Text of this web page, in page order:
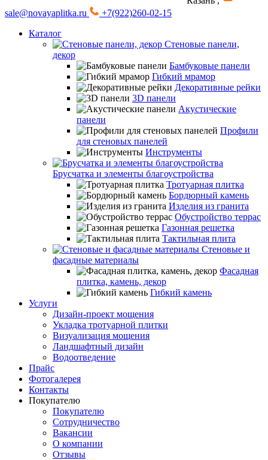
sale@novayaplitka.ru
+7(922)260-02-15
Каталог
Стеновые панели,
декор
Бамбуковые панели
Гибкий мрамор
Декоративные рейки
3D панели
Акустические
панели
Профили
для стеновых панелей
Инструменты
Брусчатка и элементы благоустройства
Тротуарная плитка
Бордюрный камень
Изделия из гранита
Обустройство террас
Газонная решетка
Тактильная плита
Стеновые и
фасадные материалы
Фасадная
плитка, камень, декор
Гибкий камень
Услуги
Дизайн-проект мощения
Укладка тротуарной плитки
Визуализация мощения
Ландшафтный дизайн
Водоотведение
Прайс
Фотогалерея
Контакты
Покупателю
Покупателю
Сотрудничество
Вакансии
О компании
Отзывы